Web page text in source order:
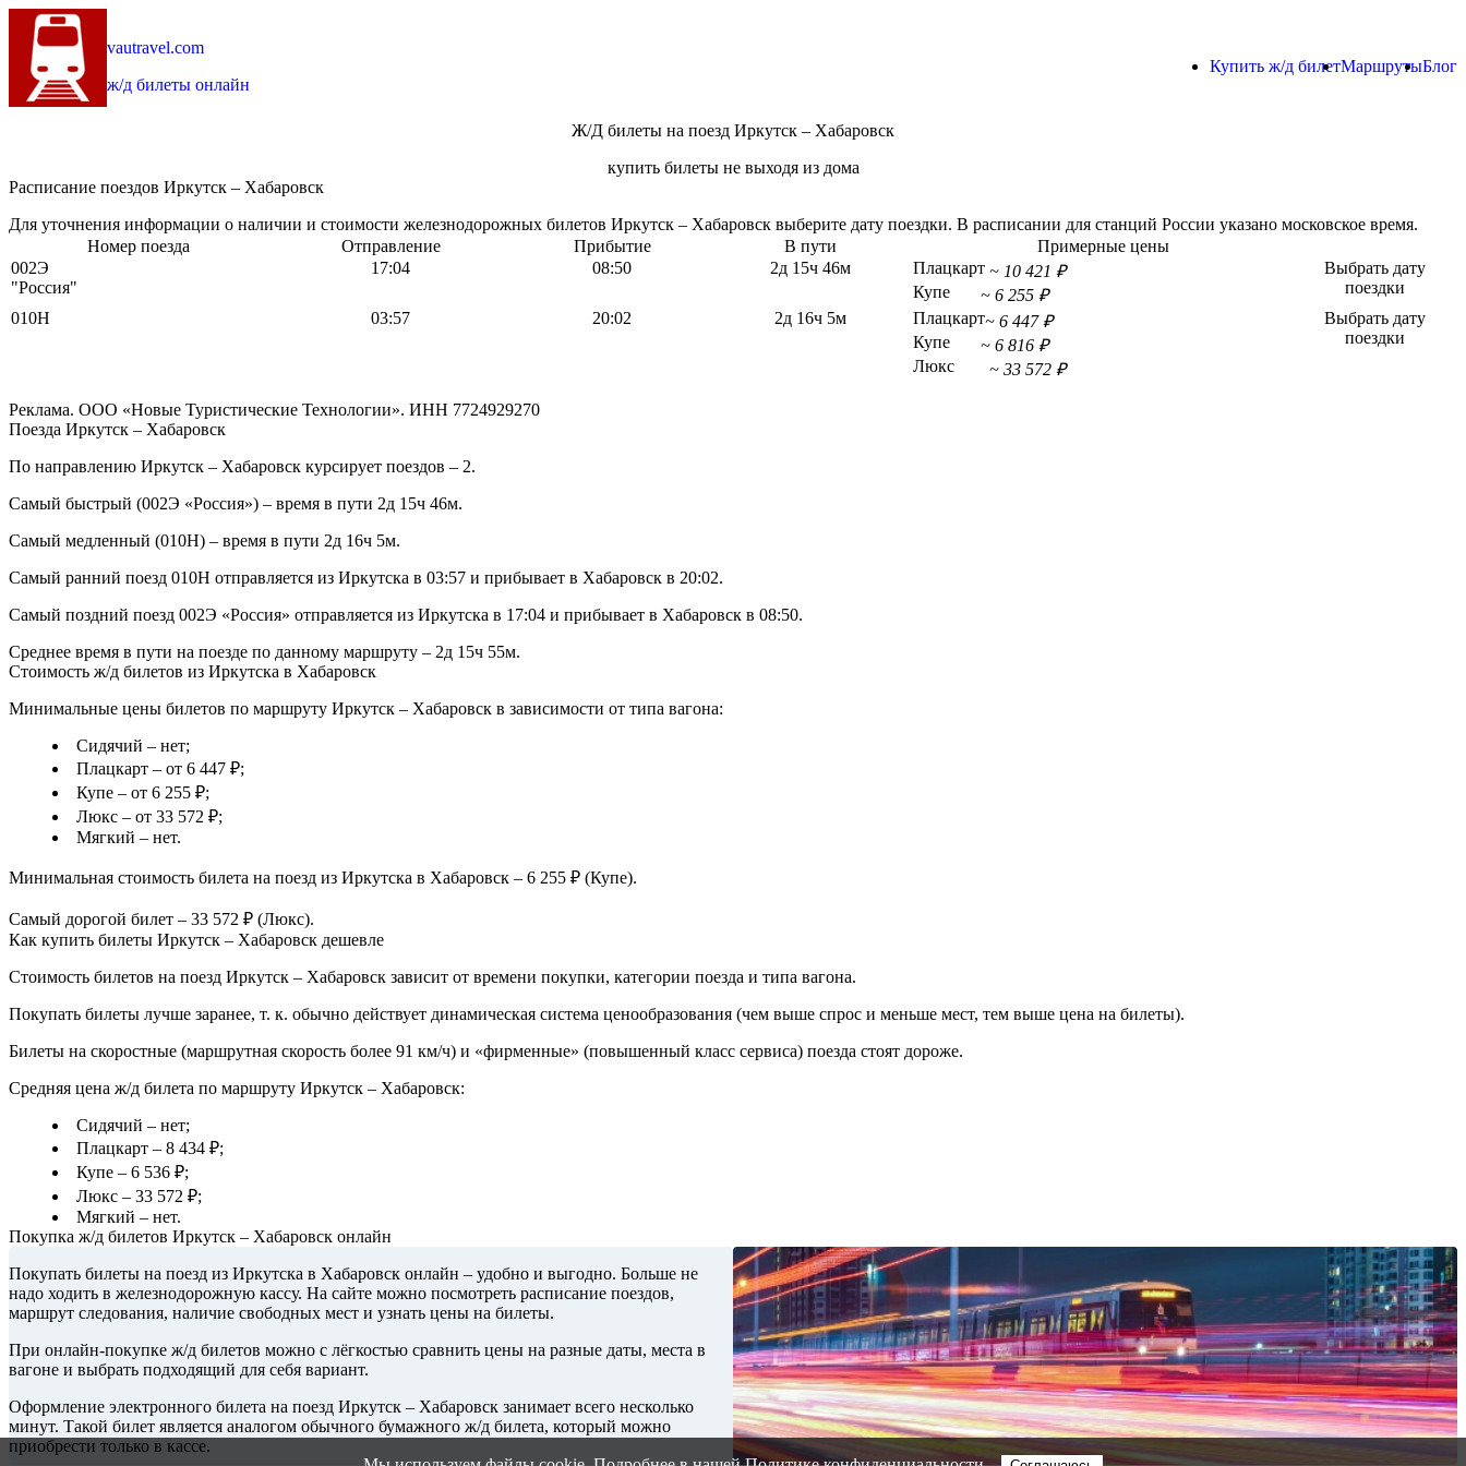
vautravel.com
ж/д билеты онлайн
Купить ж/д билетМаршрутыБлог
Ж/Д билеты на поезд Иркутск – Хабаровск
купить билеты не выходя из дома
Расписание поездов Иркутск – Хабаровск
Для уточнения информации о наличии и стоимости железнодорожных билетов Иркутск – Хабаровск выберите дату поездки. В расписании для станций России указано московское время.
Номер поезда
Отправление Прибытие В пути
Примерные цены
002Э
"Россия"
17:04 08:50 2д 15ч 46м Плацкарт ~ 10 421 ₽
Купе
~ 6 255 ₽
Выбрать дату
поездки
010Н
03:57 20:02 2д 16ч 5м Плацкарт~ 6 447 ₽
Купе
~ 6 816 ₽
Люкс
~ 33 572 ₽
Выбрать дату
поездки
Реклама. ООО «Новые Туристические Технологии». ИНН 7724929270
Поезда Иркутск – Хабаровск
По направлению Иркутск – Хабаровск курсирует поездов – 2.
Самый быстрый (002Э «Россия») – время в пути 2д 15ч 46м.
Самый медленный (010Н) – время в пути 2д 16ч 5м.
Самый ранний поезд 010Н отправляется из Иркутска в 03:57 и прибывает в Хабаровск в 20:02.
Самый поздний поезд 002Э «Россия» отправляется из Иркутска в 17:04 и прибывает в Хабаровск в 08:50.
Среднее время в пути на поезде по данному маршруту – 2д 15ч 55м.
Стоимость ж/д билетов из Иркутска в Хабаровск
Минимальные цены билетов по маршруту Иркутск – Хабаровск в зависимости от типа вагона:
Сидячий – нет;
Плацкарт – от 6 447 ₽;
Купе – от 6 255 ₽;
Люкс – от 33 572 ₽;
Мягкий – нет.
Минимальная стоимость билета на поезд из Иркутска в Хабаровск – 6 255 ₽ (Купе).
Самый дорогой билет – 33 572 ₽ (Люкс).
Как купить билеты Иркутск – Хабаровск дешевле
Стоимость билетов на поезд Иркутск – Хабаровск зависит от времени покупки, категории поезда и типа вагона.
Покупать билеты лучше заранее, т. к. обычно действует динамическая система ценообразования (чем выше спрос и меньше мест, тем выше цена на билеты).
Билеты на скоростные (маршрутная скорость более 91 км/ч) и «фирменные» (повышенный класс сервиса) поезда стоят дороже.
Средняя цена ж/д билета по маршруту Иркутск – Хабаровск:
Сидячий – нет;
Плацкарт – 8 434 ₽;
Купе – 6 536 ₽;
Люкс – 33 572 ₽;
Мягкий – нет.
Покупка ж/д билетов Иркутск – Хабаровск онлайн
Покупать билеты на поезд из Иркутска в Хабаровск онлайн – удобно и выгодно. Больше не
надо ходить в железнодорожную кассу. На сайте можно посмотреть расписание поездов,
маршрут следования, наличие свободных мест и узнать цены на билеты.
При онлайн-покупке ж/д билетов можно с лёгкостью сравнить цены на разные даты, места в
вагоне и выбрать подходящий для себя вариант.
Оформление электронного билета на поезд Иркутск – Хабаровск занимает всего несколько
минут. Такой билет является аналогом обычного бумажного ж/д билета, который можно
приобрести только в кассе.